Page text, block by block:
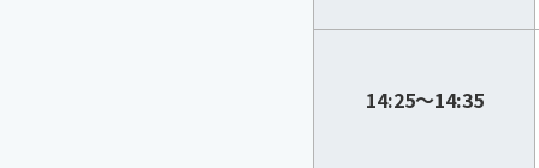
14:25～14:35